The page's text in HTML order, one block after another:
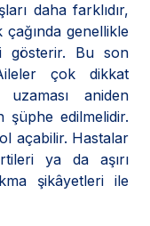
daha farklıdır,
genellikle
gösterir. Bu son
çok dikkat
aniden
şüphe edilmelidir.
açabilir. Hastalar
ya da aşırı
şikâyetleri ile